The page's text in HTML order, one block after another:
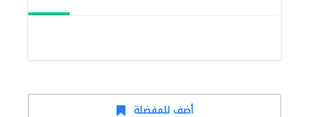
أضف للمفضلة